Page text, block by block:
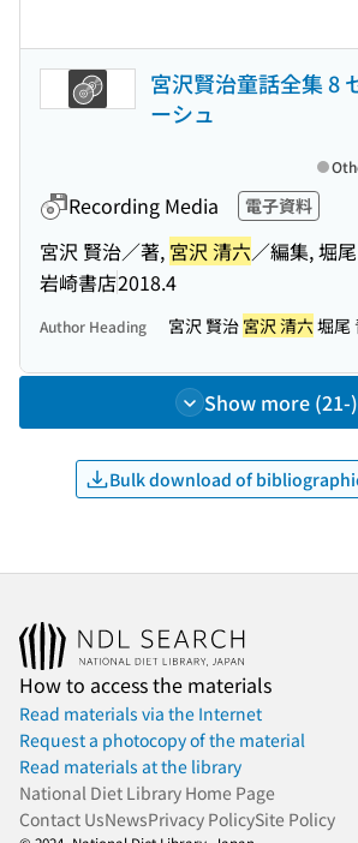
宮沢賢治童話全集 8
ーシュ
Recording Media 電子資料
宮沢 賢治／著, 宮沢 清六／編集, 堀
岩崎書店2018.4
Author Heading 宮沢 賢治 宮沢 清六堀尾
Show more (21-)
Bulk download of
How to access the materials
Read materials via the Internet
Request a photocopy of the material
Read materials at the library
National Diet Library Home Page
Contact UsNewsPrivacy PolicySite Policy